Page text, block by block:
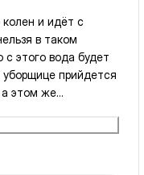
и идёт с
в таком
этого вода будет
прийдется
похудела на 51кг и